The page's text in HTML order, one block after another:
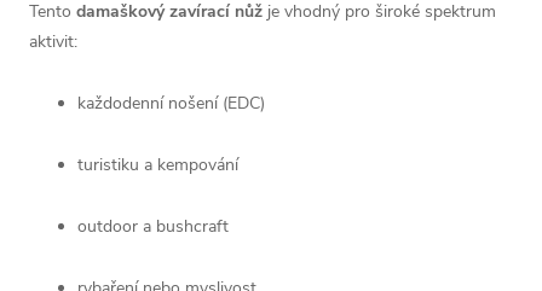
Tento damaškový zavírací nůž je vhodný pro široké spektrum
aktivit:
každodenní nošení (EDC)
turistiku a kempování
outdoor a bushcraft